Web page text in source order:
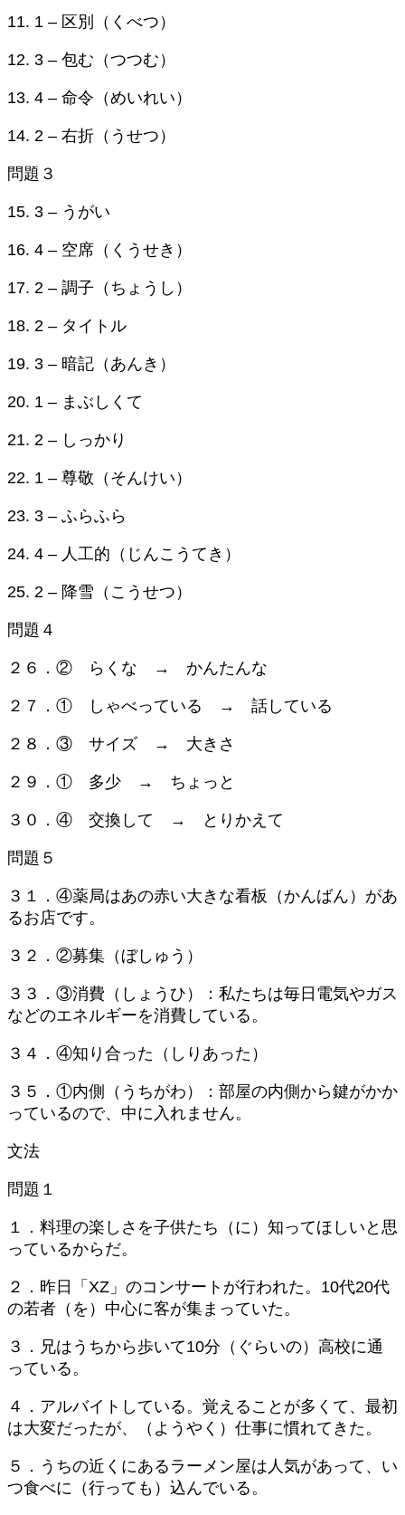
11. 1 – 区別（くべつ）
12. 3 – 包む（つつむ）
13. 4 – 命令（めいれい）
14. 2 – 右折（うせつ）
問題３
15. 3 – うがい
16. 4 – 空席（くうせき）
17. 2 – 調子（ちょうし）
18. 2 – タイトル
19. 3 – 暗記（あんき）
20. 1 – まぶしくて
21. 2 – しっかり
22. 1 – 尊敬（そんけい）
23. 3 – ふらふら
24. 4 – 人工的（じんこうてき）
25. 2 – 降雪（こうせつ）
問題４
２６．② らくな → かんたんな
２７．① しゃべっている → 話している
２８．③ サイズ → 大きさ
２９．① 多少 → ちょっと
３０．④ 交換して → とりかえて
問題５
３１．④薬局はあの赤い大きな看板（かんばん）があ
るお店です。
３２．②募集（ぼしゅう）
３３．③消費（しょうひ）：私たちは毎日電気やガス
などのエネルギーを消費している。
３４．④知り合った（しりあった）
３５．①内側（うちがわ）：部屋の内側から鍵がかか
っているので、中に入れません。
文法
問題１
１．料理の楽しさを子供たち（に）知ってほしいと思
っているからだ。
２．昨日「XZ」のコンサートが行われた。10代20代
の若者（を）中心に客が集まっていた。
３．兄はうちから歩いて10分（ぐらいの）高校に通
っている。
４．アルバイトしている。覚えることが多くて、最初
は大変だったが、（ようやく）仕事に慣れてきた。
５．うちの近くにあるラーメン屋は人気があって、い
つ食べに（行っても）込んでいる。